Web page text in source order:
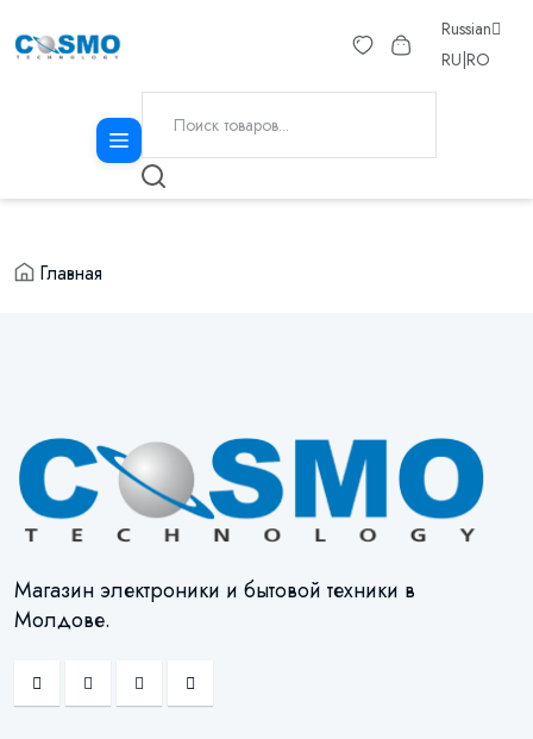
Russian
RU RO
Главная
Магазин электроники и бытовой техники в
Молдове.